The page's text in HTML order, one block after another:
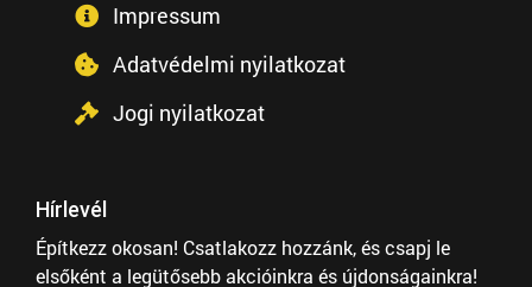
Impressum
Adatvédelmi nyilatkozat
Jogi nyilatkozat
Hírlevél
Építkezz okosan! Csatlakozz hozzánk, és csapj le
elsőként a legütősebb akcióinkra és újdonságainkra!